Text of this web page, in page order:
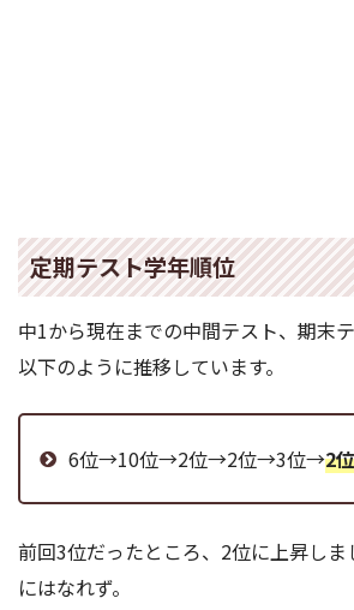
定期テスト学年順位
中1から現在までの中間テスト、期末
以下のように推移しています。
6位→10位→2位→2位→3位→2
前回3位だったところ、2位に上昇し
にはなれず。